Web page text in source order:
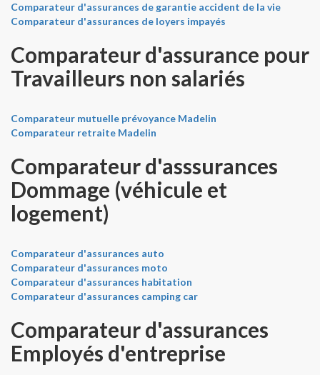
Comparateur d'assurances de garantie accident de la vie
Comparateur d'assurances de loyers impayés
Comparateur d'assurance pour
Travailleurs non salariés
Comparateur mutuelle prévoyance Madelin
Comparateur retraite Madelin
Comparateur d'asssurances
Dommage (véhicule et
logement)
Comparateur d'assurances auto
Comparateur d'assurances moto
Comparateur d'assurances habitation
Comparateur d'assurances camping car
Comparateur d'assurances
Employés d'entreprise